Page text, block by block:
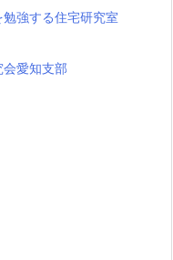
強する住宅研究室
愛知支部